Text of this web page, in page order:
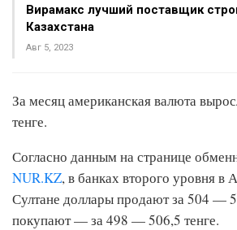
Вирамакс лучший поставщик
Казахстана
Авг 5, 2023
За месяц американская валюта
тенге.
Согласно данным на странице
NUR.KZ, в банках второго уровня в
Султане доллары продают за 504 —
покупают — за 498 — 506,5 тенге.